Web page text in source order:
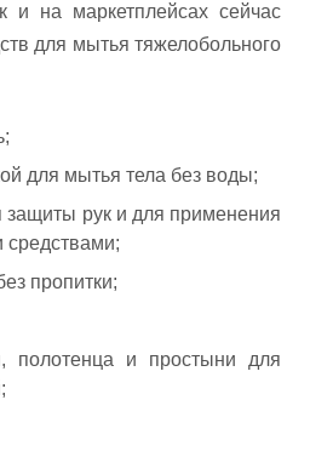
и на маркетплейсах сейчас
для мытья тяжелобольного
для мытья тела без воды;
защиты рук и для применения
пропитки;
полотенца и простыни для